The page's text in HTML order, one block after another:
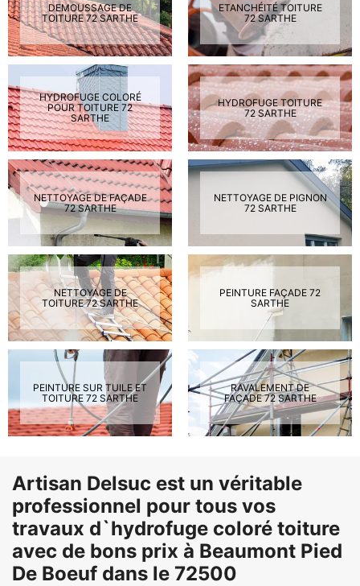
DEMOUSSAGE DE
TOITURE 72 SARTHE
ETANCHÉITÉ TOITURE
72 SARTHE
HYDROFUGE COLORÉ
POUR TOITURE 72
SARTHE
HYDROFUGE TOITURE
72 SARTHE
NETTOYAGE DE FAÇADE
72 SARTHE
NETTOYAGE DE PIGNON
72 SARTHE
NETTOYAGE DE
TOITURE 72 SARTHE
PEINTURE FAÇADE 72
SARTHE
PEINTURE SUR TUILE ET
TOITURE 72 SARTHE
RAVALEMENT DE
FAÇADE 72 SARTHE
Artisan Delsuc est un véritable
professionnel pour tous vos
travaux d`hydrofuge coloré toiture
avec de bons prix à Beaumont Pied
De Boeuf dans le 72500